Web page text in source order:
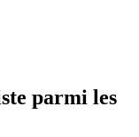
parmi les